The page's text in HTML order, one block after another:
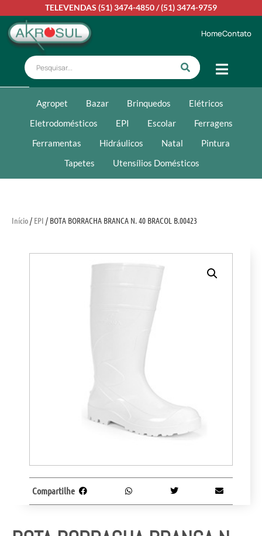
TELEVENDAS (51) 3474-4850/(51) 3474-9759
HomeContato
Agropet Bazar Brinquedos
Elétricos
Eletrodomésticos
EPI Escolar
Ferragens
Ferramentas
Hidráulicos Natal
Pintura
Tapetes
Utensílios Domésticos
Início/ EPI / BOTA BORRACHA BRANCA N. 40 BRACOL B.00423
Compartilhe